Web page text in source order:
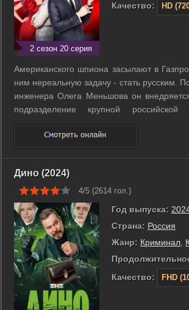
2 сезон 20 серия
Качество:
HD
Американского шпиона засылают в
ним нереальную задачу - стать русским.
инженера Олега Меньшова он
подразделение крупной российской
компании в городе Ноябрьск, чтобы
информацию о новейшей разработке
области добычи газа. В ...
Дино (2024)
4/5 (2614 гол.)
Год выпуска:
Страна: Россия
Жанр: Криминал
Качество:
FHD